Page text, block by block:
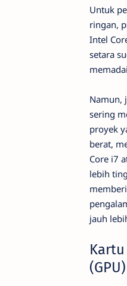
Untuk
ringan,
Intel
setara
Namun,
sering
proyek
berat,
Core i7
lebih
jauh
(GPU)